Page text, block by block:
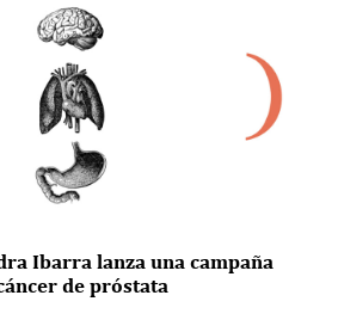
Ibarra lanza una campaña
de próstata